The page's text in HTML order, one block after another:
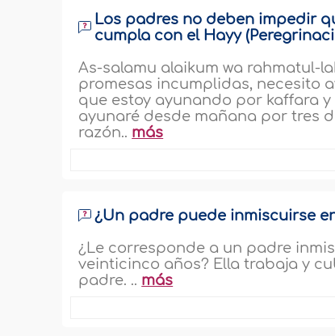
Los padres no deben impedir
cumpla con el Hayy
As-salamu alaikum wa rahmatul-
promesas incumplidas, necesito
que estoy ayunando por kaffara
ayunaré desde mañana por tres
razón.. más
¿Un padre puede inmiscuirse
¿Le corresponde a un padre
veinticinco años? Ella trabaja y
padre. .. más